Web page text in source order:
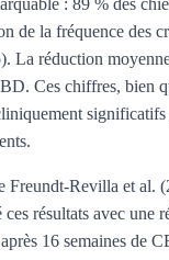
de la fréquence des
La réduction
Ces chiffres, bien
Freundt-Revilla et al.
résultats avec une
16 semaines de